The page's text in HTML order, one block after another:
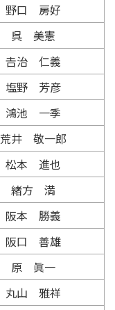
野口 房好
呉 美憲
𠮷治 仁義
塩野 芳彦
鴻池 一季
荒井 敬一郎
松本 進也
緒方 満
阪本 勝義
阪口 善雄
原 眞一
丸山 雅祥